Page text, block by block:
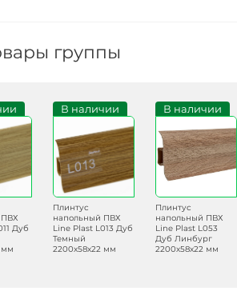
группы
Дуб
мм
В наличии
Плинтус
напольный ПВХ
Line Plast L013 Дуб
Темный
2200х58х22 мм
В наличии
Плинтус
напольный ПВХ
Line Plast L053
Дуб Линбург
2200х58х22 мм